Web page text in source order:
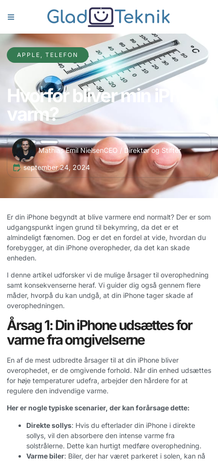
APPLE , TELEFON
Hvorfor bliver min iPhone
varm?
Mathias Emil NielsenCEO / Direktør og Stifter
september 24, 2024
Er din iPhone begyndt at blive varmere end normalt? Der er som
udgangspunkt ingen grund til bekymring, da det er et
almindeligt fænomen. Dog er det en fordel at vide, hvordan du
forebygger, at din iPhone overopheder, da det kan skade
enheden.
I denne artikel udforsker vi de mulige årsager til overophedning
samt konsekvenserne heraf. Vi guider dig også gennem flere
måder, hvorpå du kan undgå, at din iPhone tager skade af
overophedningen.
Årsag 1: Din iPhone udsættes for
varme fra omgivelserne
En af de mest udbredte årsager til at din iPhone bliver
overophedet, er de omgivende forhold. Når din enhed udsættes
for høje temperaturer udefra, arbejder den hårdere for at
regulere den indvendige varme.
Her er nogle typiske scenarier, der kan forårsage dette:
Direkte sollys: Hvis du efterlader din iPhone i direkte
sollys, vil den absorbere den intense varme fra
solstrålerne. Dette kan hurtigt medføre overophedning.
Varme biler: Biler, der har været parkeret i solen, kan nå